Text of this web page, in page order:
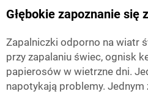
Głębokie zapoznanie się
Zapalniczki odporno na wiatr
przy zapalaniu świec, ognisk
papierosów w wietrzne dni.
napotykają problemy.